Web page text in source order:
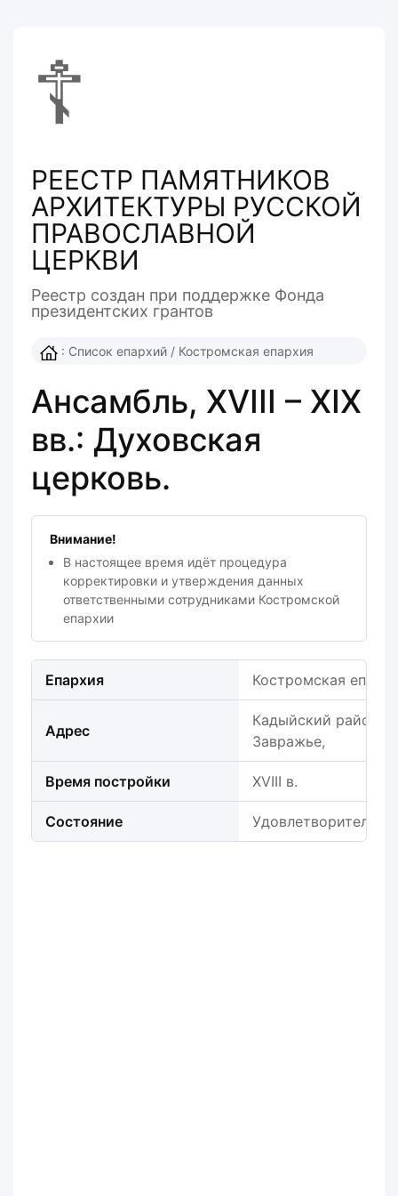
☦
РЕЕСТР ПАМЯТНИКОВ
АРХИТЕКТУРЫ РУССКОЙ
ПРАВОСЛАВНОЙ
ЦЕРКВИ
Реестр создан при поддержке Фонда
президентcких грантов
: Список епархий / Костромская епархия
Ансамбль, XVIII – XIX
вв.: Духовская
церковь.
Внимание!
В настоящее время идёт процедура
корректировки и утверждения данных
ответственными сотрудниками Костромской
епархии
Епархия Костромская
Адрес
Кадыйский район,
Завражье,
Время постройки XVIII в.
Состояние